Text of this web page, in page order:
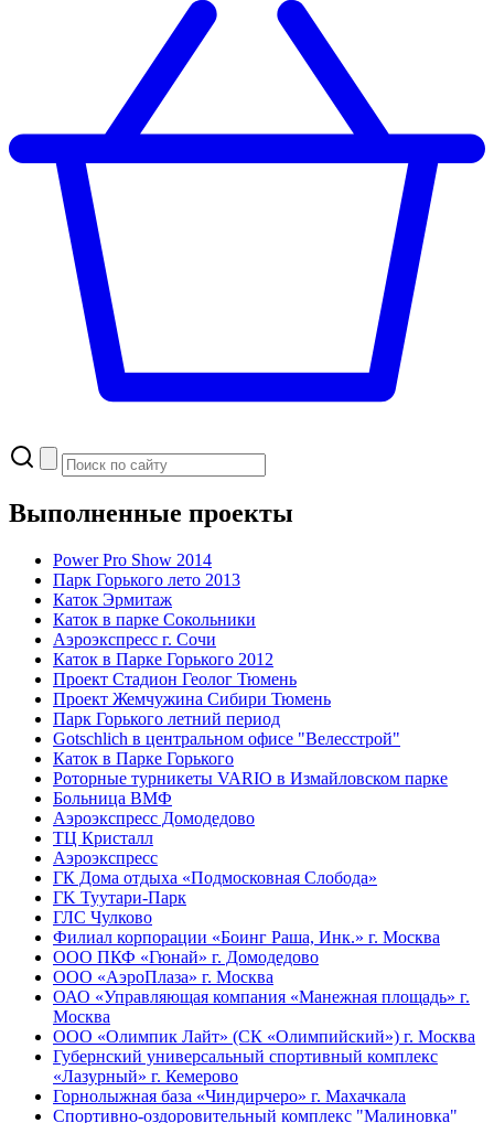
Выполненные проекты
Power Pro Show 2014
Парк Горького лето 2013
Каток Эрмитаж
Каток в парке Сокольники
Аэроэкспресс г. Сочи
Каток в Парке Горького 2012
Проект Стадион Геолог Тюмень
Проект Жемчужина Сибири Тюмень
Парк Горького летний период
Gotschlich в центральном офисе "Велесстрой"
Каток в Парке Горького
Роторные турникеты VARIO в Измайловском парке
Больница ВМФ
Аэроэкспресс Домодедово
ТЦ Кристалл
Аэроэкспресс
ГК Дома отдыха «Подмосковная Слобода»
ГK Туутари-Парк
ГЛС Чулково
Филиал корпорации «Боинг Раша, Инк.» г. Москва
ООО ПКФ «Гюнай» г. Домодедово
ООО «АэроПлаза» г. Москва
ОАО «Управляющая компания «Манежная площадь» г.
Москва
ООО «Олимпик Лайт» (СК «Олимпийский») г. Москва
Губернский универсальный спортивный комплекс
«Лазурный» г. Кемерово
Горнолыжная база «Чиндирчеро» г. Махачкала
Спортивно-оздоровительный комплекс "Малиновка"